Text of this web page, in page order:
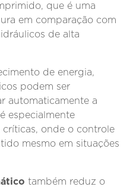
que é uma
em comparação com
de alta
de energia,
podem ser
automaticamente a
especialmente
onde o controle
mesmo em situações
também reduz o